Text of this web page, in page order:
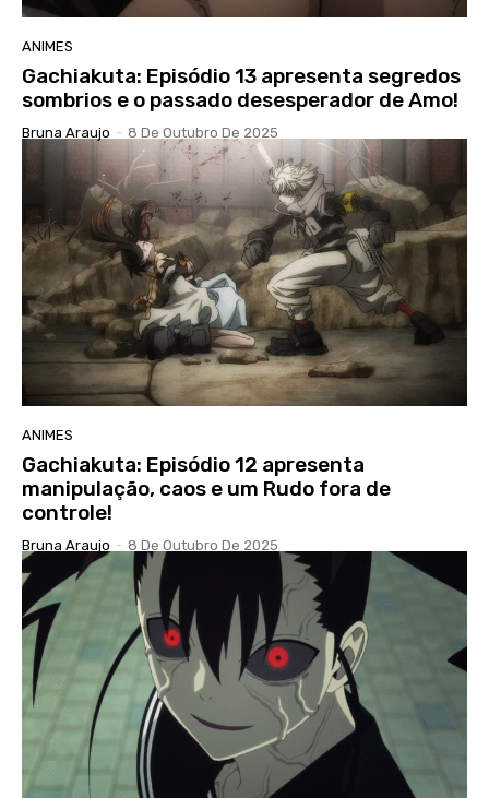
ANIMES
Gachiakuta: Episódio 13 apresenta segredos
sombrios e o passado desesperador de Amo!
Bruna Araujo - 8 De Outubro De 2025
ANIMES
Gachiakuta: Episódio 12 apresenta
manipulação, caos e um Rudo fora de
controle!
Bruna Araujo - 8 De Outubro De 2025